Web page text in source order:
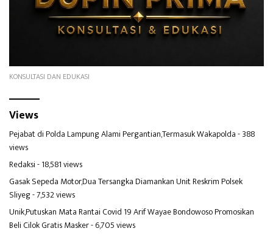
KONSULTASI DAN EDUKASI
Views
Pejabat di Polda Lampung Alami Pergantian,Termasuk Wakapolda- 388
views
Redaksi- 18,581 views
Gasak Sepeda Motor,Dua Tersangka Diamankan Unit Reskrim Polsek
Sliyeg- 7,532 views
Unik,Putuskan Mata Rantai Covid 19 Arif Wayae Bondowoso Promosikan
Beli Cilok Gratis Masker- 6,705 views